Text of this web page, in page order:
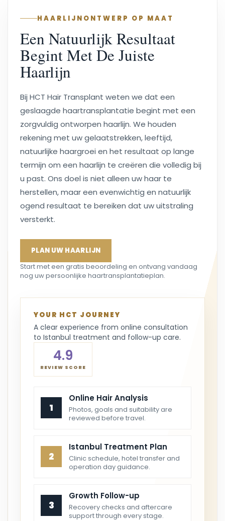
HAARLIJNONTWERP OP MAAT
Een Natuurlijk Resultaat
Begint Met De Juiste
Haarlijn
Bij HCT Hair Transplant weten we dat een
geslaagde haartransplantatie begint met een
zorgvuldig ontworpen haarlijn. We houden
rekening met uw gelaatstrekken, leeftijd,
natuurlijke haargroei en het resultaat op lange
termijn om een haarlijn te creëren die volledig bij
u past. Ons doel is niet alleen uw haar te
herstellen, maar een evenwichtig en natuurlijk
ogend resultaat te bereiken dat uw uitstraling
versterkt.
PLAN UW HAARLIJN
Start met een gratis beoordeling en ontvang vandaag
nog uw persoonlijke haartransplantatieplan.
YOUR HCT JOURNEY
A clear experience from online consultation
to Istanbul treatment and follow-up care.
4.9
REVIEW SCORE
1
Online Hair Analysis
Photos, goals and suitability are
reviewed before travel.
2
Istanbul Treatment Plan
Clinic schedule, hotel transfer and
operation day guidance.
3
Growth Follow-up
Recovery checks and aftercare
support through every stage.